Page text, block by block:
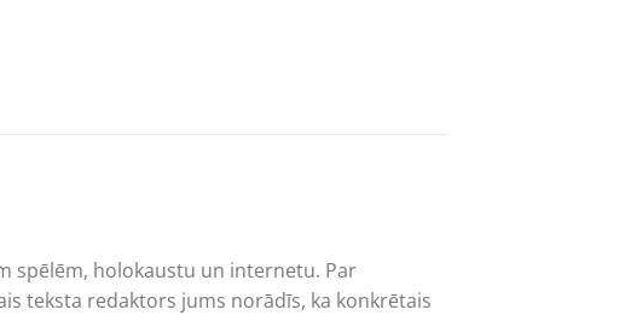
spēlēm, holokaustu un internetu. Par
teksta redaktors jums norādīs, ka konkrētais